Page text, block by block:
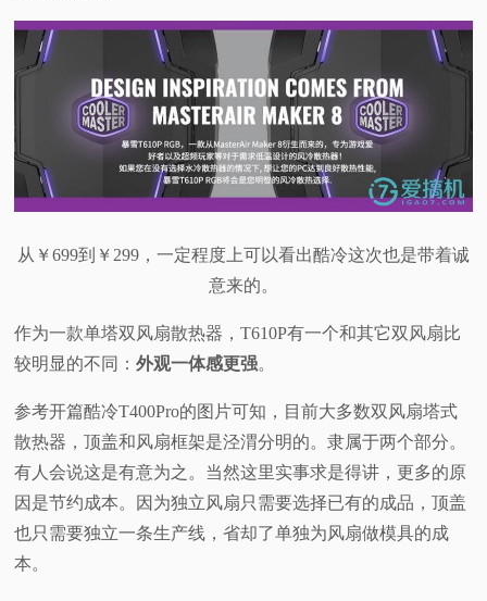
从￥699到￥299，一定程度上可以看出酷冷这次也是带着诚
意来的。
作为一款单塔双风扇散热器，T610P有一个和其它双风扇比
较明显的不同：外观一体感更强。
参考开篇酷冷T400Pro的图片可知，目前大多数双风扇塔式
散热器，顶盖和风扇框架是泾渭分明的。隶属于两个部分。
有人会说这是有意为之。当然这里实事求是得讲，更多的原
因是节约成本。因为独立风扇只需要选择已有的成品，顶盖
也只需要独立一条生产线，省却了单独为风扇做模具的成
本。